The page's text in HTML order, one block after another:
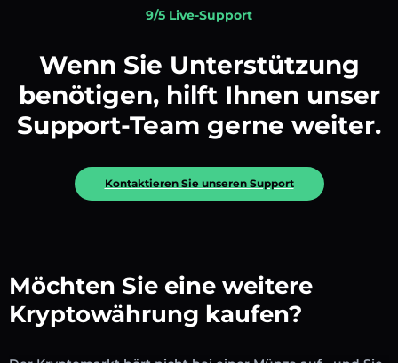
9/5 Live-Support
Wenn Sie Unterstützung
benötigen, hilft Ihnen unser
Support-Team gerne weiter.
Kontaktieren Sie unseren Support
Möchten Sie eine weitere
Kryptowährung kaufen?